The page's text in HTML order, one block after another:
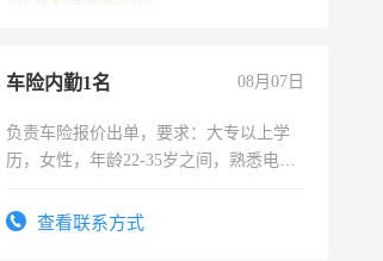
车险内勤1名 08月07日
负责车险报价出单，要求：大专以上学
历，女性，年龄22-35岁之间，熟悉电脑
试用期1-3个月，转正后交纳五险，
查看联系方式